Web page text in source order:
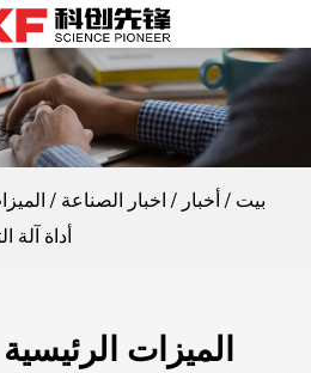
بيت / أخبار / اخبار الصناعة /
أداة آلة
الميزات